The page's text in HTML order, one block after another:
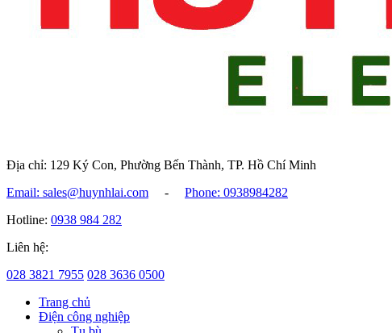
Địa chỉ: 129 Ký Con, Phường Bến Thành, TP. Hồ Chí Minh
Email: sales@huynhlai.com
-
Phone: 0938984282
Hotline: 0938 984 282
Liên hệ:
028 3821 7955 028 3636 0500
Trang chủ
Điện công nghiệp